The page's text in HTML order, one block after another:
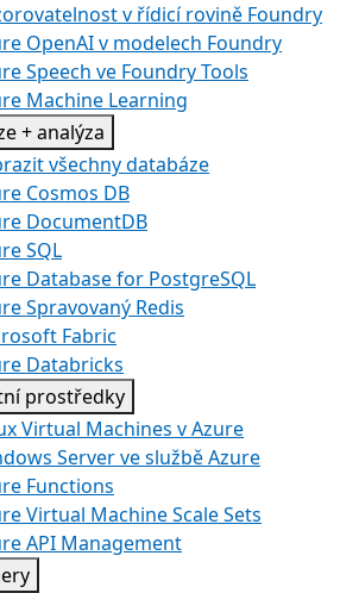
v řídicí rovině Foundry
OpenAI v modelech Foundry
Speech ve Foundry Tools
Machine Learning
+ analýza
všechny databáze
Cosmos DB
DocumentDB
SQL
Database for PostgreSQL
Spravovaný Redis
Fabric
Databricks
prostředky
Virtual Machines v Azure
Server ve službě Azure
Functions
Virtual Machine Scale Sets
API Management